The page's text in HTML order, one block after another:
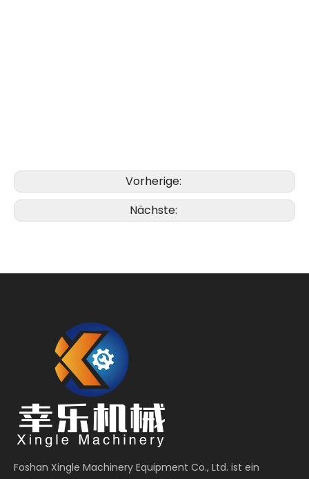
Vorherige:
Nächste:
Foshan Xingle Machinery Equipment Co., Ltd. ist ein